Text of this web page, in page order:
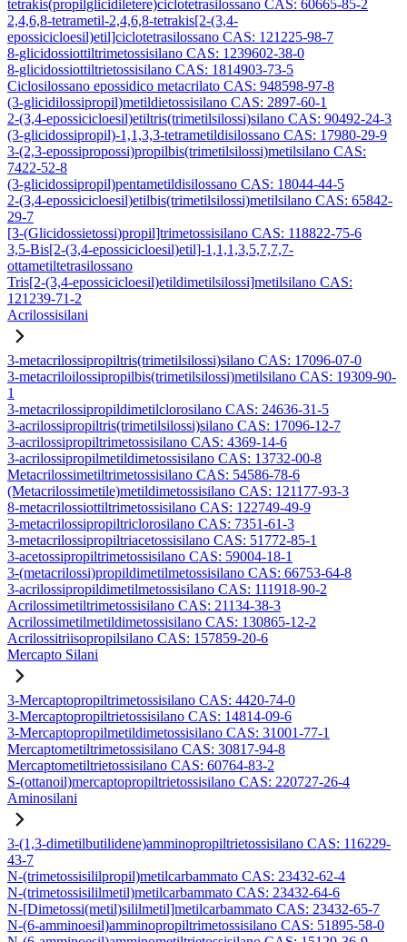
tetrakis(propilglicidiletere)ciclotetrasilossano CAS: 60665-85-2
2,4,6,8-tetrametil-2,4,6,8-tetrakis[2-(3,4-
epossicicloesil)etil]ciclotetrasilossano CAS: 121225-98-7
8-glicidossiottiltrimetossisilano CAS: 1239602-38-0
8-glicidossiottiltrietossisilano CAS: 1814903-73-5
Ciclosilossano epossidico metacrilato CAS: 948598-97-8
(3-glicidilossipropil)metildietossisilano CAS: 2897-60-1
2-(3,4-epossicicloesil)etiltris(trimetilsilossi)silano CAS: 90492-24-3
(3-glicidossipropil)-1,1,3,3-tetrametildisilossano CAS: 17980-29-9
3-(2,3-epossipropossi)propilbis(trimetilsilossi)metilsilano CAS:
7422-52-8
(3-glicidossipropil)pentametildisilossano CAS: 18044-44-5
2-(3,4-epossicicloesil)etilbis(trimetilsilossi)metilsilano CAS: 65842-
29-7
[3-(Glicidossietossi)propil]trimetossisilano CAS: 118822-75-6
3,5-Bis[2-(3,4-epossicicloesil)etil]-1,1,1,3,5,7,7,7-
ottametiltetrasilossano
Tris[2-(3,4-epossicicloesil)etildimetilsilossi]metilsilano CAS:
121239-71-2
Acrilossisilani
3-metacrilossipropiltris(trimetilsilossi)silano CAS: 17096-07-0
3-metacriloilossipropilbis(trimetilsilossi)metilsilano CAS: 19309-90-
1
3-metacrilossipropildimetilclorosilano CAS: 24636-31-5
3-acrilossipropiltris(trimetilsilossi)silano CAS: 17096-12-7
3-acrilossipropiltrimetossisilano CAS: 4369-14-6
3-acrilossipropilmetildimetossisilano CAS: 13732-00-8
Metacrilossimetiltrimetossisilano CAS: 54586-78-6
(Metacrilossimetile)metildimetossisilano CAS: 121177-93-3
8-metacrilossiottiltrimetossisilano CAS: 122749-49-9
3-metacrilossipropiltriclorosilano CAS: 7351-61-3
3-metacrilossipropiltriacetossisilano CAS: 51772-85-1
3-acetossipropiltrimetossisilano CAS: 59004-18-1
3-(metacrilossi)propildimetilmetossisilano CAS: 66753-64-8
3-acrilossipropildimetilmetossisilano CAS: 111918-90-2
Acrilossimetiltrimetossisilano CAS: 21134-38-3
Acrilossimetilmetildimetossisilano CAS: 130865-12-2
Acrilossitriisopropilsilano CAS: 157859-20-6
Mercapto Silani
3-Mercaptopropiltrimetossisilano CAS: 4420-74-0
3-Mercaptopropiltrietossisilano CAS: 14814-09-6
3-Mercaptopropilmetildimetossisilano CAS: 31001-77-1
Mercaptometiltrimetossisilano CAS: 30817-94-8
Mercaptometiltrietossisilano CAS: 60764-83-2
S-(ottanoil)mercaptopropiltrietossisilano CAS: 220727-26-4
Aminosilani
3-(1,3-dimetilbutilidene)amminopropiltrietossisilano CAS: 116229-
43-7
N-(trimetossisililpropil)metilcarbammato CAS: 23432-62-4
N-(trimetossisililmetil)metilcarbammato CAS: 23432-64-6
N-[Dimetossi(metil)sililmetil]metilcarbammato CAS: 23432-65-7
N-(6-amminoesil)amminopropiltrimetossisilano CAS: 51895-58-0